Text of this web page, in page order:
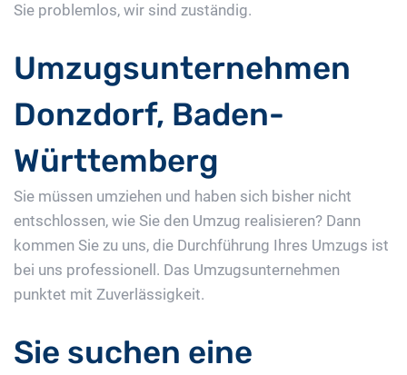
Sie problemlos, wir sind zuständig.
Umzugsunternehmen
Donzdorf, Baden-
Württemberg
Sie müssen umziehen und haben sich bisher nicht
entschlossen, wie Sie den Umzug realisieren? Dann
kommen Sie zu uns, die Durchführung Ihres Umzugs ist
bei uns professionell. Das Umzugsunternehmen
punktet mit Zuverlässigkeit.
Sie suchen eine